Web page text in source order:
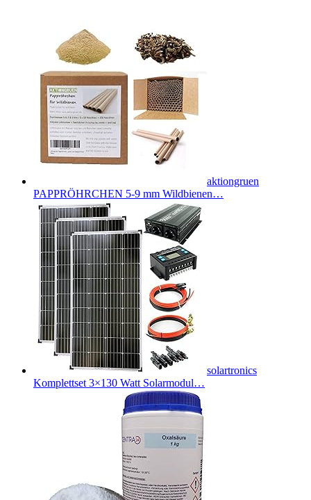
aktiongruen
PAPPRÖHRCHEN 5-9 mm Wildbienen…
solartronics
Komplettset 3×130 Watt Solarmodul…